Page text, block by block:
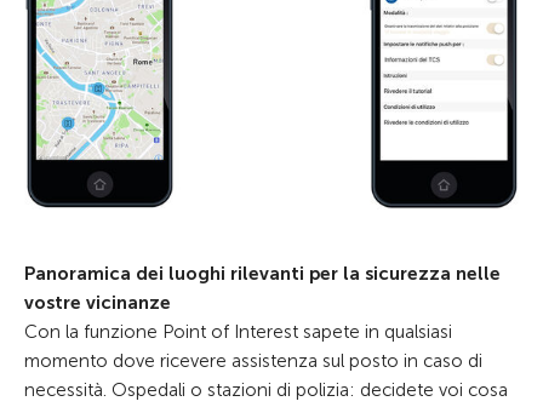
Panoramica dei luoghi rilevanti per la sicurezza nelle
vostre vicinanze
Con la funzione Point of Interest sapete in qualsiasi
momento dove ricevere assistenza sul posto in caso di
necessità. Ospedali o stazioni di polizia: decidete voi cosa